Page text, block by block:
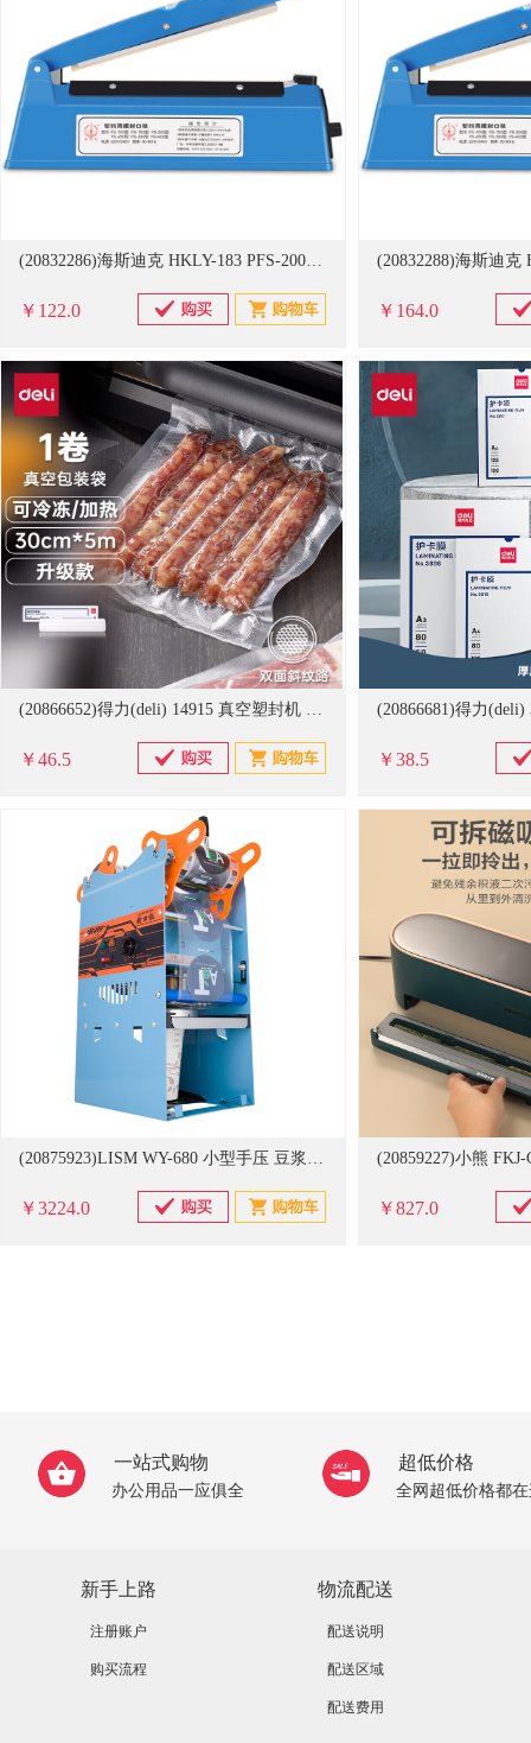
(20832286)海斯迪克 HKLY-183 PFS-200A 小型塑封机(单位：个)
￥122.0 ￥164.0
(20866652)得力(deli) 14915 真空塑封机 过塑膜 包装袋 食物真空保鲜袋 30cm*5m 包装机(单位：盒)
￥46.5 ￥38.5
(20875923)LISM WY-680 小型手压 豆浆杯封口机(单位：台)
￥3224.0 ￥827.0
一站式购物
办公用品一应俱全
超低价格
全网超低价格都
新手上路
注册账户
购买流程
物流配送
配送说明
配送区域
配送费用